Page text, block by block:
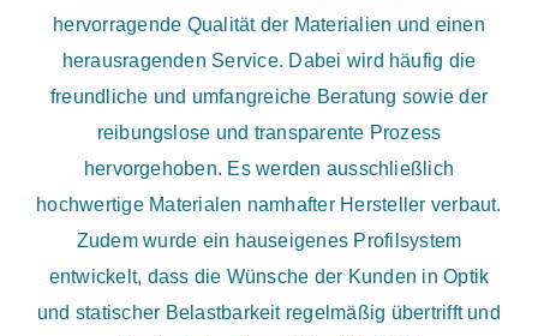
hervorragende Qualität der Materialien und einen
herausragenden Service. Dabei wird häufig die
freundliche und umfangreiche Beratung sowie der
reibungslose und transparente Prozess
hervorgehoben. Es werden ausschließlich
hochwertige Materialen namhafter Hersteller verbaut.
Zudem wurde ein hauseigenes Profilsystem
entwickelt, dass die Wünsche der Kunden in Optik
und statischer Belastbarkeit regelmäßig übertrifft und